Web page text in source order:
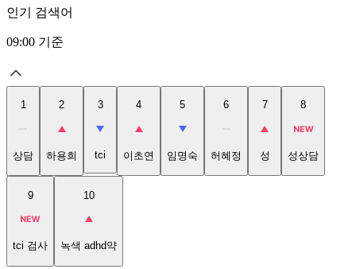
인기 검색어
09:00 기준
1
상담
2
하용희
3
tci
4
이초연
5
임명숙
6
허혜정
7
성
8
성상담
9
tci 검사
10
녹색 adhd약